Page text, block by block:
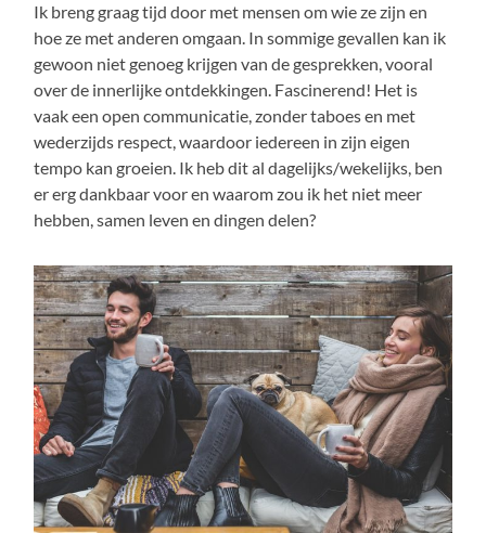
Ik breng graag tijd door met mensen om wie ze zijn en
hoe ze met anderen omgaan. In sommige gevallen kan ik
gewoon niet genoeg krijgen van de gesprekken, vooral
over de innerlijke ontdekkingen. Fascinerend! Het is
vaak een open communicatie, zonder taboes en met
wederzijds respect, waardoor iedereen in zijn eigen
tempo kan groeien. Ik heb dit al dagelijks/wekelijks, ben
er erg dankbaar voor en waarom zou ik het niet meer
hebben, samen leven en dingen delen?